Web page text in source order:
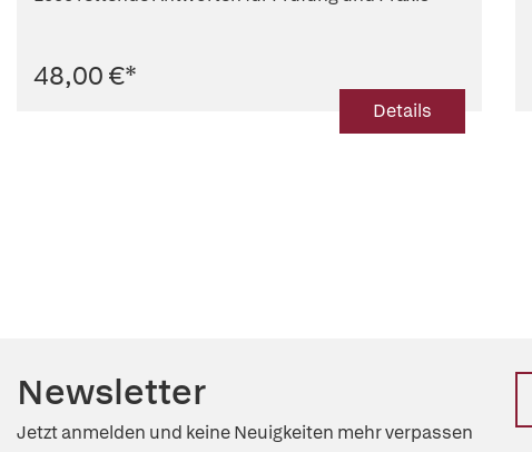
48,00 €*
Details
Newsletter
Jetzt anmelden und keine Neuigkeiten mehr verpassen